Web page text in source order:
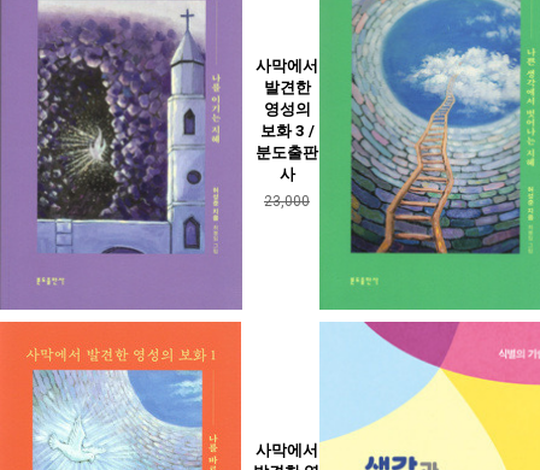
사막에서
발견한
영성의
보화 3 /
분도출판
사
23,000
사막에서